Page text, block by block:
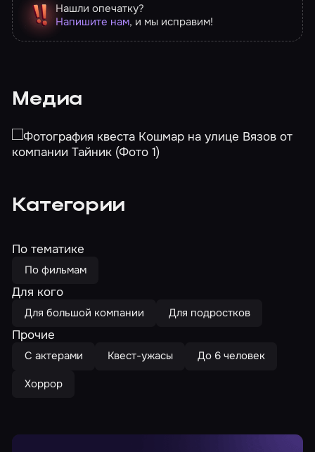
Нашли опечатку?
Напишите нам, и мы исправим!
Медиа
Категории
По тематике
По фильмам
Для кого
Для большой компании Для подростков
Прочие
С актерами Квест-ужасы
До 6 человек
Хоррор